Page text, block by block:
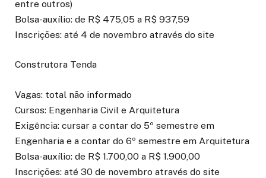
entre outros)
Bolsa-auxílio: de R$ 475,05 a R$ 937,59
Inscrições: até 4 de novembro através do site
Construtora Tenda
Vagas: total não informado
Cursos: Engenharia Civil e Arquitetura
Exigência: cursar a contar do 5º semestre em
Engenharia e a contar do 6º semestre em Arquitetura
Bolsa-auxílio: de R$ 1.700,00 a R$ 1.900,00
Inscrições: até 30 de novembro através do site